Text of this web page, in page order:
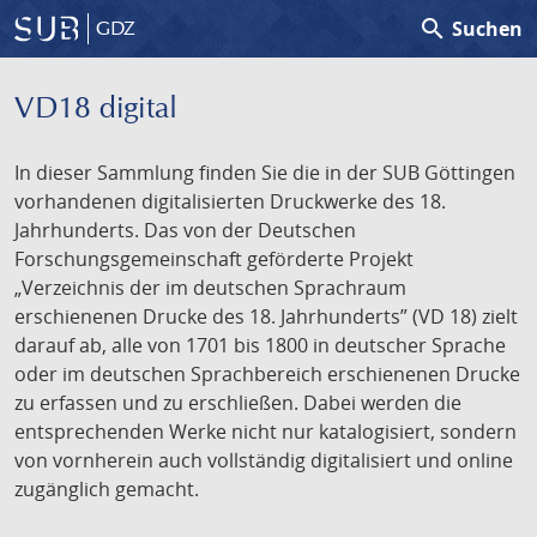
GDZ search Suchen
VD18 digital
In dieser Sammlung finden Sie die in der SUB Göttingen
vorhandenen digitalisierten Druckwerke des 18.
Jahrhunderts. Das von der Deutschen
Forschungsgemeinschaft geförderte Projekt
„Verzeichnis der im deutschen Sprachraum
erschienenen Drucke des 18. Jahrhunderts” (VD 18) zielt
darauf ab, alle von 1701 bis 1800 in deutscher Sprache
oder im deutschen Sprachbereich erschienenen Drucke
zu erfassen und zu erschließen. Dabei werden die
entsprechenden Werke nicht nur katalogisiert, sondern
von vornherein auch vollständig digitalisiert und online
zugänglich gemacht.